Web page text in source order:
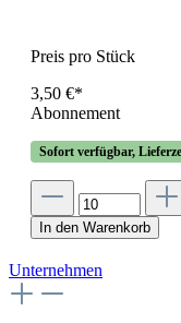
Preis pro Stück
3,50 €*
Abonnement
Sofort verfügbar,
In den Warenkorb
Unternehmen